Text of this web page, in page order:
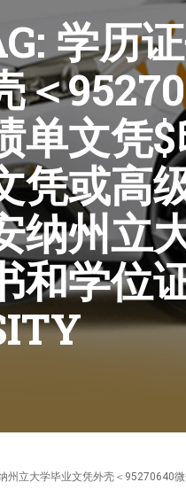
学历
＜
单文凭
凭或高
纳州立
和学位
立大学毕业文凭外壳＜95270640